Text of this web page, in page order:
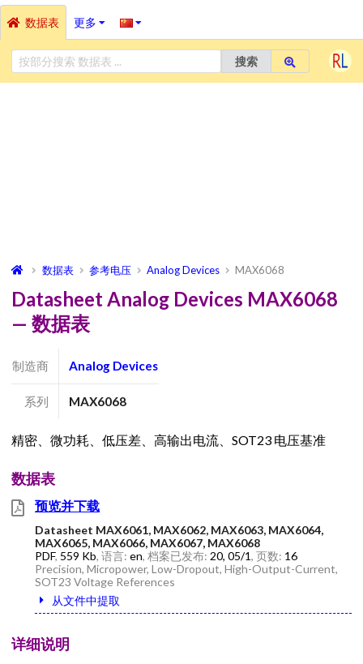
数据表 更多
搜索
数据表 参考电压 Analog Devices MAX6068
Datasheet Analog Devices MAX6068
— 数据表
制造商 Analog Devices
系列 MAX6068
精密、微功耗、低压差、高输出电流、SOT23 电压基准
数据表
预览并下载
Datasheet MAX6061, MAX6062, MAX6063, MAX6064,
MAX6065, MAX6066, MAX6067, MAX6068
PDF, 559 Kb, 语言: en, 档案已发布: 20, 05/1, 页数: 16
Precision, Micropower, Low-Dropout, High-Output-Current,
SOT23 Voltage References
从文件中提取
详细说明